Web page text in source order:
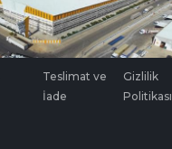
Teslimat ve
İade
Gizlilik
Politikası